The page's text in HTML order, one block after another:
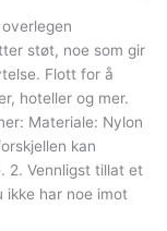
støt, noe som gir
Flott for å
hoteller og mer.
Materiale: Nylon
kan
2. Vennligst tillat et
ikke har noe imot